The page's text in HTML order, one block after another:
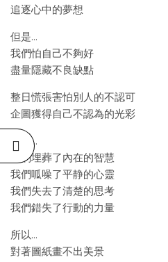
追逐心中的夢想
但是…
我們怕自己不夠好
盡量隱藏不良缺點
整日慌張害怕別人的不認可
企圖獲得自己不認為的光彩
那麽…
我們埋葬了內在的智慧
我們呱噪了平静的心靈
我們失去了清楚的思考
我們錯失了行動的力量
所以…
對著圖紙畫不出美景